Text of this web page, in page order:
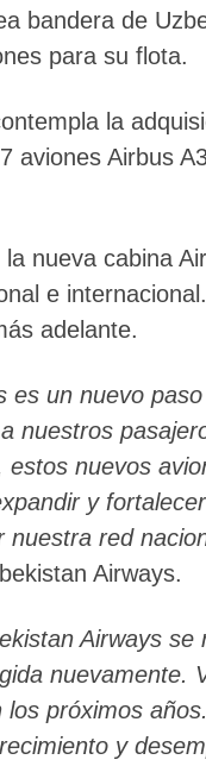
bandera de
para su flota.
la
aviones Airbus
nueva cabina
e
adelante.
es un nuevo
nuestros
nuevos
y
red
Airways.
Airways
nuevamente.
próximos
y